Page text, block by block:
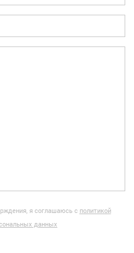
я соглашаюсь с политикой
данных